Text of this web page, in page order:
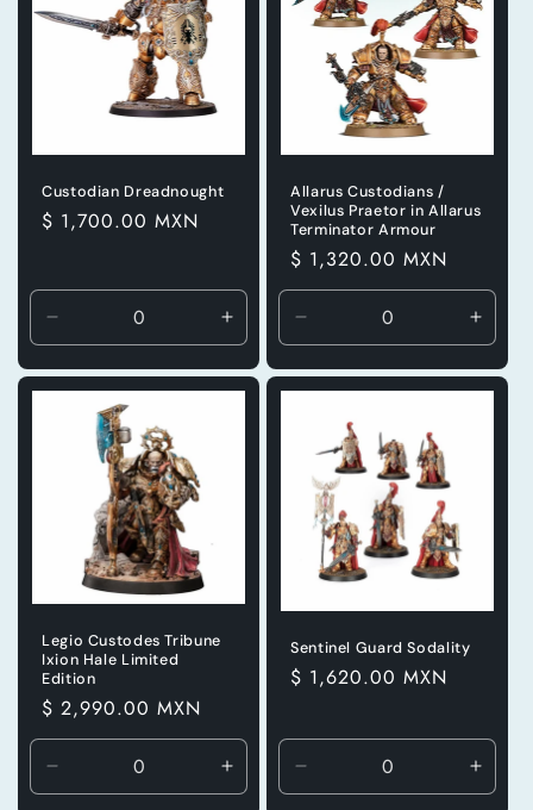
Custodian Dreadnought
Precio
$ 1,700.00 MXN
cantidad
para
Default
Aumentar
cantidad
para
Allarus Custodians /
Vexilus Praetor in Allarus
Terminator Armour
Precio
habitual
$ 1,320.00 MXN
cantidad
para
para
Legio Custodes Tribune
Ixion Hale Limited
Edition
Precio
habitual
$ 2,990.00 MXN
cantidad
Aumentar
cantidad
Sentinel Guard Sodality
Precio
$ 1,620.00 MXN
cantidad